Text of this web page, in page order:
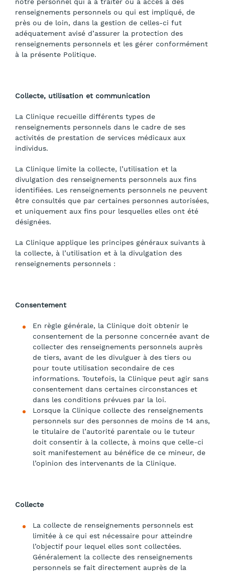
renseignements personnels ou qui est impliqué, de
près ou de loin, dans la gestion de celles-ci fut
adéquatement avisé d’assurer la protection des
renseignements personnels et les gérer conformément
à la présente Politique.
Collecte, utilisation et communication
La Clinique recueille différents types de
renseignements personnels dans le cadre de ses
activités de prestation de services médicaux aux
individus.
La Clinique limite la collecte, l’utilisation et la
divulgation des renseignements personnels aux fins
identifiées. Les renseignements personnels ne peuvent
être consultés que par certaines personnes autorisées,
et uniquement aux fins pour lesquelles elles ont été
désignées.
La Clinique applique les principes généraux suivants à
la collecte, à l’utilisation et à la divulgation des
renseignements personnels :
Consentement
En règle générale, la Clinique doit obtenir le
consentement de la personne concernée avant de
collecter des renseignements personnels auprès
de tiers, avant de les divulguer à des tiers ou
pour toute utilisation secondaire de ces
informations. Toutefois, la Clinique peut agir sans
consentement dans certaines circonstances et
dans les conditions prévues par la loi.
Lorsque la Clinique collecte des renseignements
personnels sur des personnes de moins de 14 ans,
le titulaire de l’autorité parentale ou le tuteur
doit consentir à la collecte, à moins que celle-ci
soit manifestement au bénéfice de ce mineur, de
l’opinion des intervenants de la Clinique.
Collecte
La collecte de renseignements personnels est
limitée à ce qui est nécessaire pour atteindre
l’objectif pour lequel elles sont collectées.
Généralement la collecte des renseignements
personnels se fait directement auprès de la